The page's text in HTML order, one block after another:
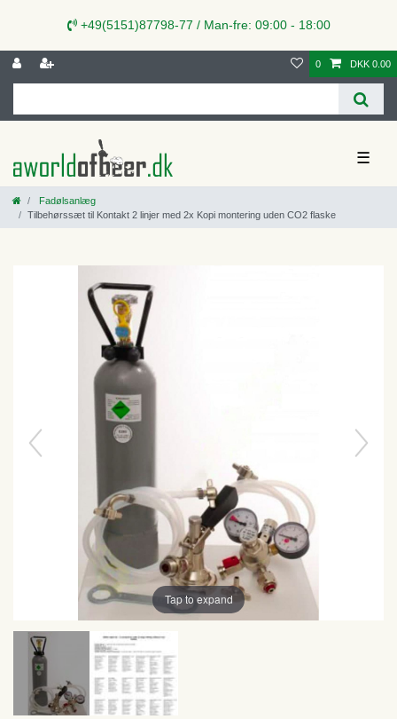
+49(5151)87798-77 / Man-fre: 09:00 - 18:00
0 DKK 0.00
☰
Fadølsanlæg
Tilbehørssæt til Kontakt 2 linjer med 2x Kopi montering uden CO2 flaske
Tap to expand